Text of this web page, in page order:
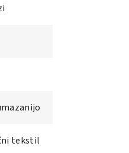
tekstil